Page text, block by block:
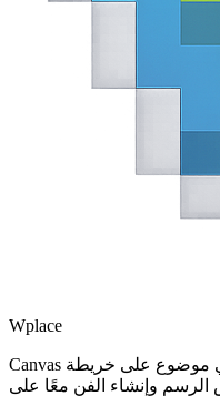
Wplace
Canvas بيكسل تعاوني في الوقت الفعلي موضوع على خريطة